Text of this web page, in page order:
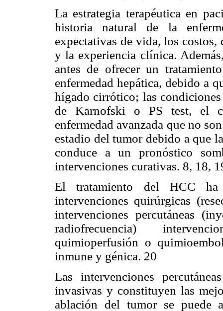
La estrategia terapéutica en
historia natural de la
expectativas de vida, los
y la experiencia clínica.
antes de ofrecer un
enfermedad hepática, debido a
hígado cirrótico; las
de Karnofski o PS test, el
enfermedad avanzada que no
estadio del tumor debido a que
conduce a un pronóstico
intervenciones curativas. 8, 18,
El tratamiento del HCC
intervenciones quirúrgicas
intervenciones percutáneas
radiofrecuencia)
quimioperfusión o
inmune y génica. 20
Las intervenciones
invasivas y constituyen las
ablación del tumor se puede